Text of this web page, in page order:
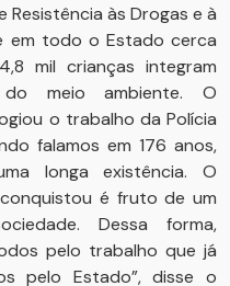
Resistência às Drogas e à
em todo o Estado cerca
mil crianças integram
meio ambiente. O
o trabalho da Polícia
falamos em 176 anos,
longa existência. O
é fruto de um
Dessa forma,
pelo trabalho que já
pelo Estado”, disse o